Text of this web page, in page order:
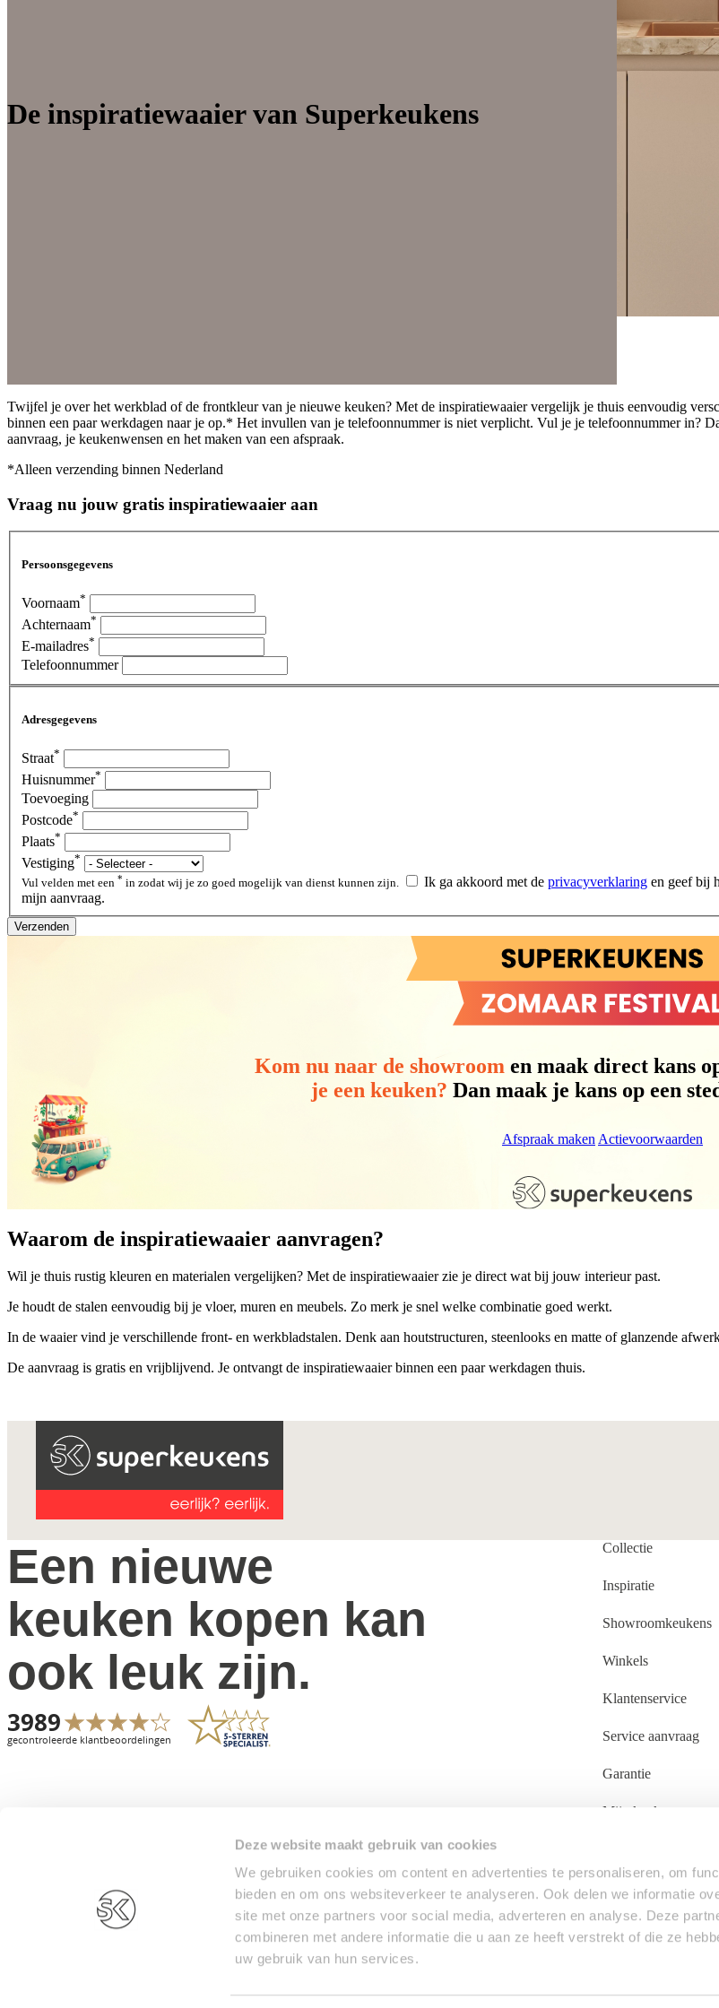
Deze website maakt gebruik van cookies
We gebruiken cookies om content en advertenties te personaliseren, om
bieden en om ons websiteverkeer te analyseren. Ook delen we informatie
site met onze partners voor social media, adverteren en analyse. Deze
combineren met andere informatie die u aan ze heeft verstrekt of die ze
uw gebruik van hun services.
De inspiratiewaaier van Superkeukens
Twijfel je over het werkblad of de frontkleur van je nieuwe keuken? Met de inspiratiewaaier vergelijk je thuis eenvoudig
binnen een paar werkdagen naar je op.* Het invullen van je telefoonnummer is niet verplicht. Vul je je telefoonnummer in?
aanvraag, je keukenwensen en het maken van een afspraak.
*Alleen verzending binnen Nederland
Vraag nu jouw gratis inspiratiewaaier aan
Persoonsgegevens
Voornaam*
Achternaam*
E-mailadres*
Telefoonnummer
Adresgegevens
Straat*
Huisnummer*
Toevoeging
Postcode*
Plaats*
Vestiging*
Vul velden met een * in zodat wij je zo goed mogelijk van dienst kunnen zijn. Ik ga akkoord met de privacyverklaring en geef bij
mijn aanvraag.
Verzenden
Kom nu naar de showroomen maak direct kans
je een keuken? Dan maak je kans op een
Afspraak maken Actievoorwaarden
Waarom de inspiratiewaaier aanvragen?
Wil je thuis rustig kleuren en materialen vergelijken? Met de inspiratiewaaier zie je direct wat bij jouw interieur past.
Je houdt de stalen eenvoudig bij je vloer, muren en meubels. Zo merk je snel welke combinatie goed werkt.
In de waaier vind je verschillende front- en werkbladstalen. Denk aan houtstructuren, steenlooks en matte of glanzende
De aanvraag is gratis en vrijblijvend. Je ontvangt de inspiratiewaaier binnen een paar werkdagen thuis.
Een nieuwe
keuken kopen kan
ook leuk zijn.
Collectie
Inspiratie
Showroomkeukens
Winkels
Klantenservice
Service aanvraag
Garantie
Mijn keuken